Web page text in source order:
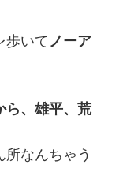
歩いてノーア
ら、雄平、荒
なんちゃう